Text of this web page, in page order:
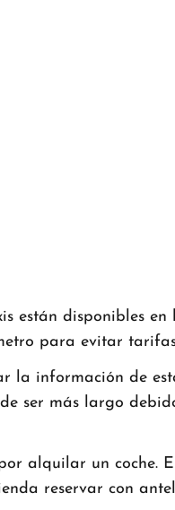
están disponibles
para evitar tarifas
la información de
ser más largo
alquilar un coche.
reservar con